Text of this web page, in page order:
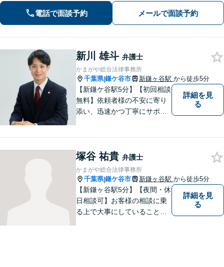
向けた新たな一歩を、弁護士が丁寧に
サポートします。お気軽にご相談くだ
さい【オンライン面談可】
電話で面談予約 メールで面談予約
新川 雄斗 弁護士
かまがや総合法律事務所
千葉県|鎌ケ谷市 新鎌ヶ谷駅 から徒歩5分
【新鎌ケ谷駅5分】【初回相談
無料】依頼者様の不安に寄り
添い、迅速かつ丁寧にサポー
ます！お困りごとがございま
したら、どうぞお気軽にご相
談ください。
詳細を見
る
塚谷 祐貴 弁護士
かまがや総合法律事務所
千葉県|鎌ケ谷市 新鎌ヶ谷駅 から徒歩5分
【新鎌ヶ谷駅5分】【夜間・休
日相談可】お客様の相談に乗
る上で大事にしていることは
詳細を見
る